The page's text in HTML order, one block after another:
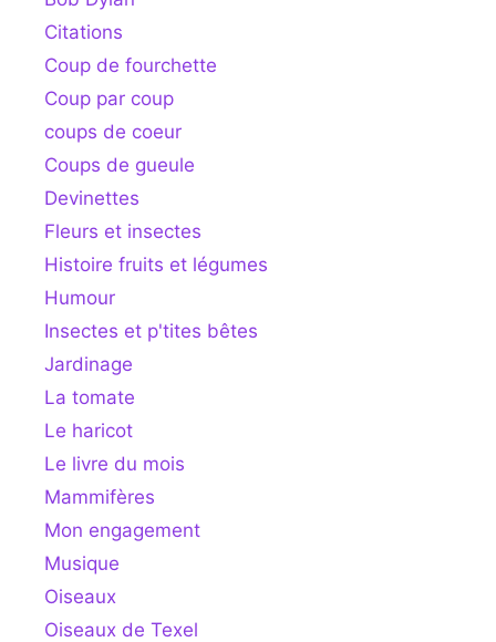
Citations
Coup de fourchette
Coup par coup
coups de coeur
Coups de gueule
Devinettes
Fleurs et insectes
Histoire fruits et légumes
Humour
Insectes et p'tites bêtes
Jardinage
La tomate
Le haricot
Le livre du mois
Mammifères
Mon engagement
Musique
Oiseaux
Oiseaux de Texel